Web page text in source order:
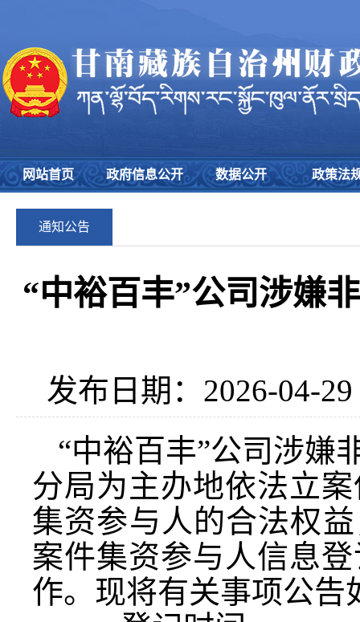
网站首页 政府信息公开 数据公开 政策法
通知公告
“中裕百丰”公司涉嫌
发布日期：2026-04-29
“中裕百丰”公司涉嫌
分局为主办地依法立
集资参与人的合法权
案件集资参与人信息
作。现将有关事项公告